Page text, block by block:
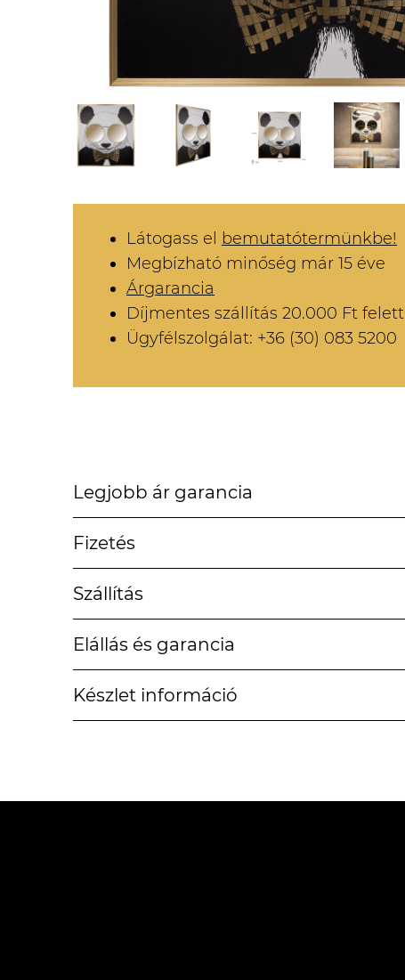
Látogass el bemutatótermünkbe!
Megbízható minőség már 15 éve
Árgarancia
Díjmentes szállítás 20.000 Ft felett
Ügyfélszolgálat: +36 (30) 083 5200
Legjobb ár garancia
Fizetés
Szállítás
Elállás és garancia
Készlet információ